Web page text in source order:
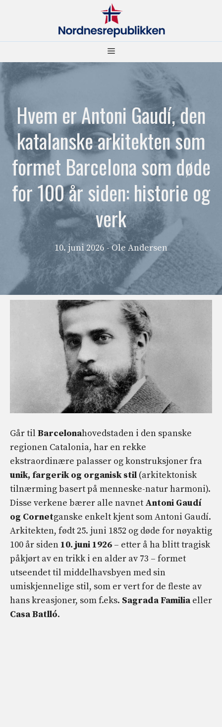
Meny
Hvem er Antoni Gaudí, den
katalanske arkitekten som
formet Barcelona som døde
for 100 år siden: historie og
verk
10. juni 2026 - Ole Andersen
Går til Barcelonahovedstaden i den spanske
regionen Catalonia, har en rekke
ekstraordinære palasser og konstruksjoner fra
unik, fargerik og organisk stil (arkitektonisk
tilnærming basert på menneske-natur harmoni).
Disse verkene bærer alle navnet Antoni Gaudí
og Cornetganske enkelt kjent som Antoni Gaudí.
Arkitekten, født 25. juni 1852 og døde for nøyaktig
100 år siden 10. juni 1926 – etter å ha blitt tragisk
påkjørt av en trikk i en alder av 73 – formet
utseendet til middelhavsbyen med sin
umiskjennelige stil, som er vert for de fleste av
hans kreasjoner, som f.eks. Sagrada Familia eller
Casa Batlló.